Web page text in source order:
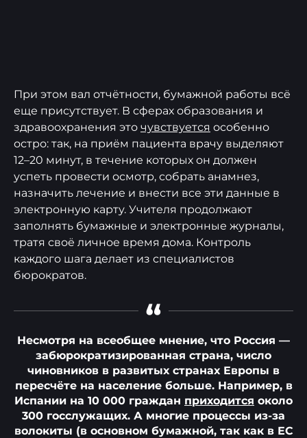
При этом вал отчётности, бумажной работы всё
еще присутствует. В сферах образования и
здравоохранения это чувствуется особенно
остро: так, на приём пациента врачу выделяют
12–20 минут, в течение которых он должен
успеть провести осмотр, собрать анамнез,
назначить лечение и внести все эти данные в
электронную карту. Учителя продолжают
заполнять бумажные и электронные журналы,
тратя своё личное время дома. Контроль
каждого шага делает из специалистов
бюрократов.
“
Несмотря на всеобщее мнение, что Россия —
забюрократизированная страна, число
чиновников в развитых странах Европы в
пересчёте на население больше. Например, в
Испании на 10 000 граждан приходится около
300 госслужащих. А многие процессы из-за
волокиты (в основном бумажной, так как в ЕС